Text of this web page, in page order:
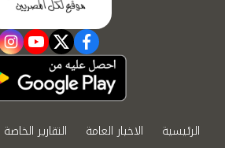
facebook
twitter
الرئيسية الاخبار العامة التقارير الخاصة